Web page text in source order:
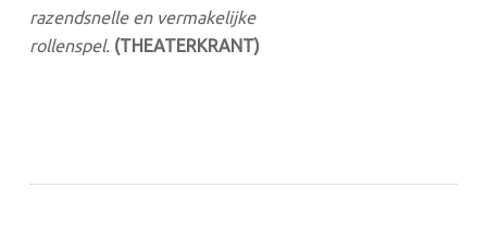
razendsnelle en vermakelijke
rollenspel. (THEATERKRANT)